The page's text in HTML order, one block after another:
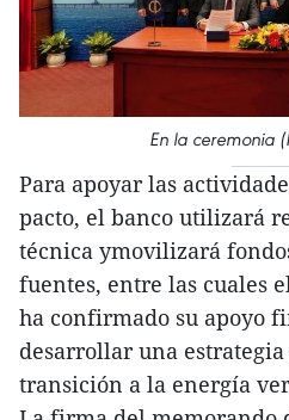
En la ceremonia
Para apoyar las
pacto, el banco utilizará
técnica ymovilizará
fuentes, entre las cuales
ha confirmado su apoyo
desarrollar una
transición a la energía